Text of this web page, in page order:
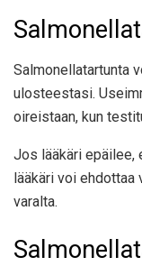
Salmonellatartunta
ulosteestasi.
oireistaan, kun
Jos lääkäri epäilee,
lääkäri voi
varalta.